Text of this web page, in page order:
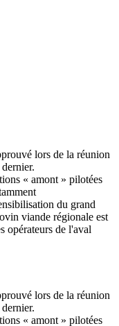
lors de la réunion
« amont » pilotées
du grand
viande régionale est
opérateurs de l'aval
lors de la réunion
« amont » pilotées